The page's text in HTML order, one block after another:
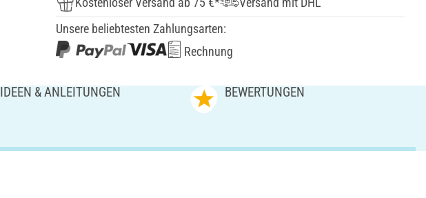
Unsere beliebtesten Zahlungsarten:
Rechnung
IDEEN & ANLEITUNGEN BEWERTUNGEN